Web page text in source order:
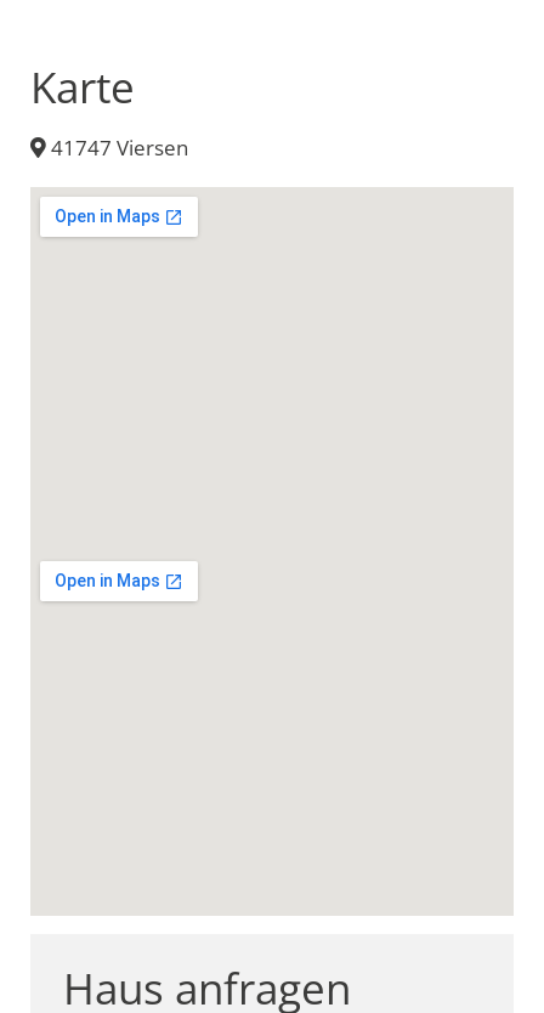
Karte
41747 Viersen
Haus anfragen